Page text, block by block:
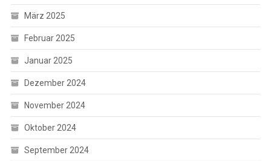
März 2025
Februar 2025
Januar 2025
Dezember 2024
November 2024
Oktober 2024
September 2024